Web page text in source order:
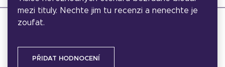
mezi tituly. Nechte jim tu recenzi a nenechte je
zoufat.
PŘIDAT HODNOCENÍ